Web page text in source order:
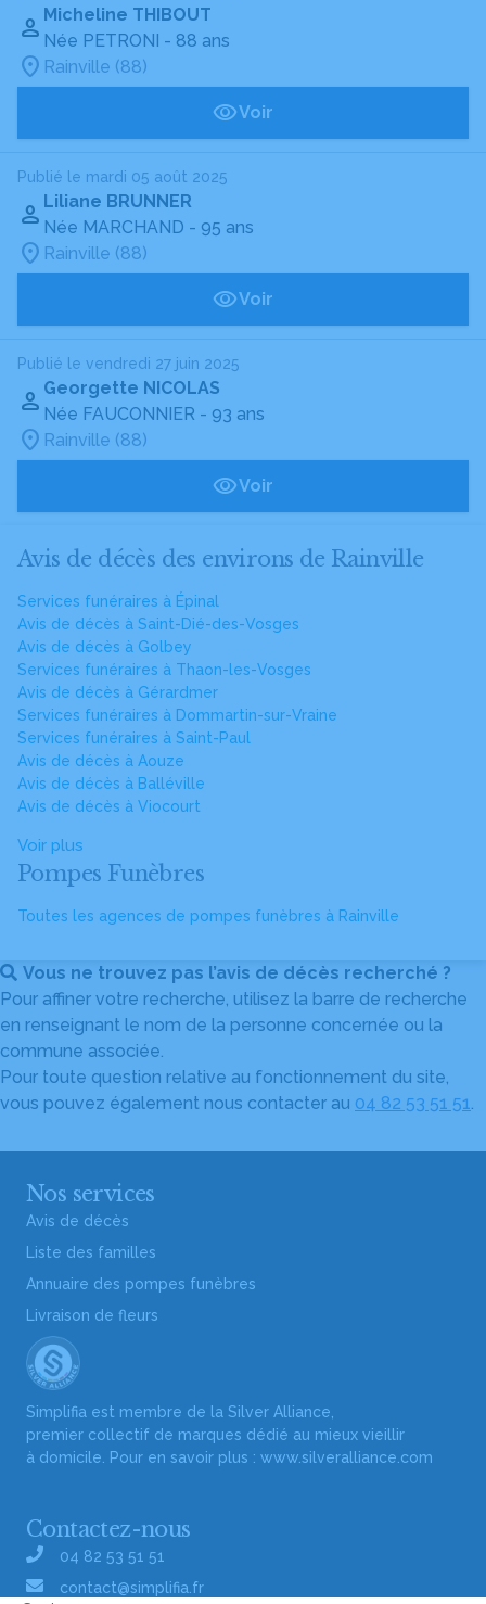
Micheline THIBOUT
Née PETRONI - 88 ans
Rainville (88)
Voir
Publié le mardi 05 août 2025
Liliane BRUNNER
Née MARCHAND - 95 ans
Rainville (88)
Voir
Publié le vendredi 27 juin 2025
Georgette NICOLAS
Née FAUCONNIER - 93 ans
Rainville (88)
Voir
Avis de décès des environs de Rainville
Services funéraires à Épinal
Avis de décès à Saint-Dié-des-Vosges
Avis de décès à Golbey
Services funéraires à Thaon-les-Vosges
Avis de décès à Gérardmer
Services funéraires à Dommartin-sur-Vraine
Services funéraires à Saint-Paul
Avis de décès à Aouze
Avis de décès à Balléville
Avis de décès à Viocourt
Voir plus
Pompes Funèbres
Toutes les agences de pompes funèbres à Rainville
Vous ne trouvez pas l’avis de décès recherché ?
Pour affiner votre recherche, utilisez la barre de recherche
en renseignant le nom de la personne concernée ou la
commune associée.
Pour toute question relative au fonctionnement du site,
vous pouvez également nous contacter au 04 82 53 51 51.
Nos services
Avis de décès
Liste des familles
Annuaire des pompes funèbres
Livraison de fleurs
Simplifia est membre de la Silver Alliance,
premier collectif de marques dédié au mieux vieillir
à domicile. Pour en savoir plus : www.silveralliance.com
Contactez-nous
04 82 53 51 51
contact@simplifia.fr